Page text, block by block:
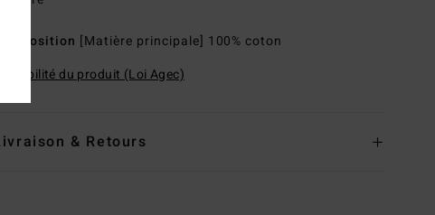
Composition [Matière principale] 100% coton
Traçabilité du produit (Loi Agec)
& Retours